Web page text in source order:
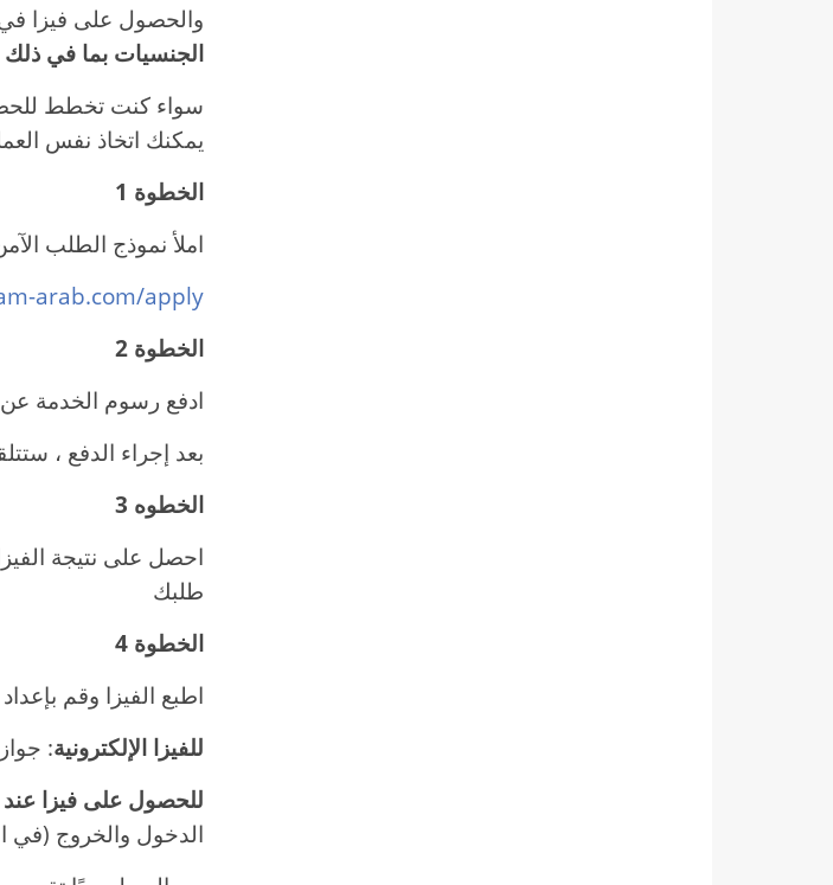
والحصول على فيزا
الجنسيات بما في ذلك
سواء كنت تخطط
يمكنك اتخاذ نفس
الخطوة 1
املأ نموذج الطلب
arab.com/apply
الخطوة 2
ادفع رسوم الخدمة
بعد إجراء الدفع ،
الخطوه 3
احصل على نتيجة
طلبك
الخطوة 4
اطبع الفيزا وقم
للفيزا الإلكترونية:
للحصول على فيزا
الدخول والخروج (في